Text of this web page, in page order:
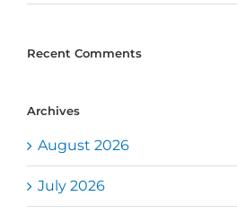
Recent Comments
Archives
August 2026
July 2026